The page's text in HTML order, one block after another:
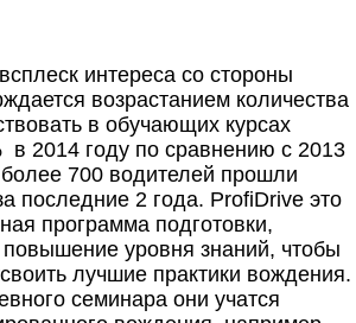
интереса со стороны
возрастанием количества
в обучающих курсах
2014 году по сравнению с 2013
700 водителей прошли
последние 2 года. ProfiDrive это
программа подготовки,
уровня знаний, чтобы
лучшие практики вождения.
семинара они учатся